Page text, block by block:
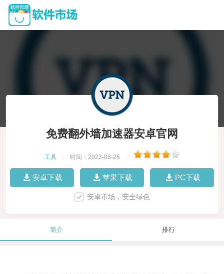
免费翻外墙加速器安卓官网
工具 时间：2023-08-26
安卓下载 苹果下载 PC下载
安卓市场，安全绿色
简介 排行